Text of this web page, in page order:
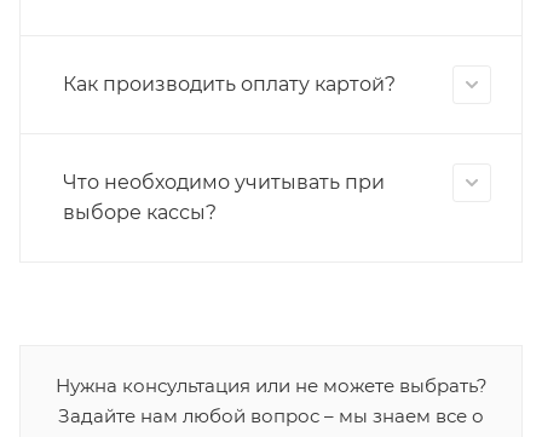
Как производить оплату картой?
Что необходимо учитывать при
выборе кассы?
Нужна консультация или не можете выбрать?
Задайте нам любой вопрос – мы знаем все о